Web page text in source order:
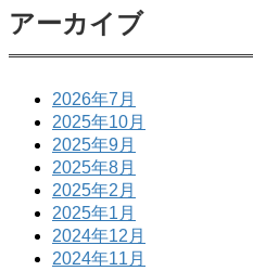
アーカイブ
2026年7月
2025年10月
2025年9月
2025年8月
2025年2月
2025年1月
2024年12月
2024年11月